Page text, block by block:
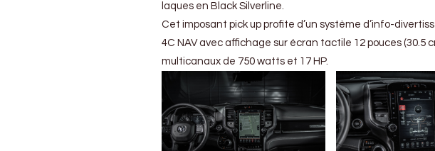
laques en Black Silverline.
Cet imposant pick up profite d’un système d’info-
4C NAV avec affichage sur écran tactile 12 pouces (30.5
multicanaux de 750 watts et 17 HP.